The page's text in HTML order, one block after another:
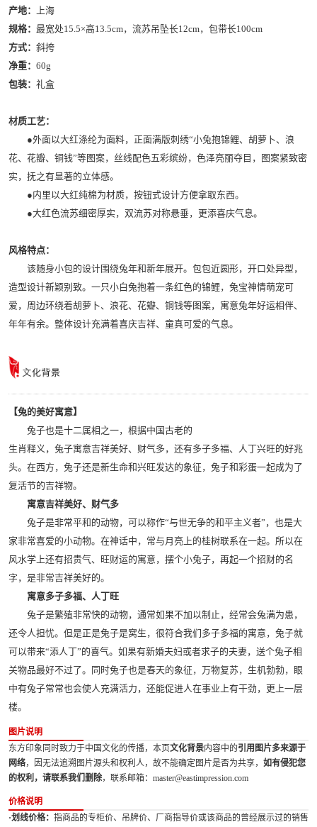
产地：
上海
规格： 最宽处15.5×高13.5cm，流苏吊坠长12cm，包带长100cm
方式： 斜挎
净重： 60g
包装： 礼盒
材质工艺：
●外面以大红涤纶为面料，正面满版刺绣“小兔抱锦鲤、胡萝卜、浪
花、花瓣、铜钱”等图案，丝线配色五彩缤纷，色泽亮丽夺目，图案紧致密
实，抚之有显著的立体感。
●内里以大红纯棉为材质，按钮式设计方便拿取东西。
●大红色流苏细密厚实，双流苏对称悬垂，更添喜庆气息。
风格特点：
该随身小包的设计围绕兔年和新年展开。包包近圆形，开口处异型，
造型设计新颖别致。一只小白兔抱着一条红色的锦鲤，兔宝神情萌宠可
爱，周边环绕着胡萝卜、浪花、花瓣、铜钱等图案，寓意兔年好运相伴、
年年有余。整体设计充满着喜庆吉祥、童真可爱的气息。
【兔的美好寓意】
兔子也是十二属相之一，根据中国古老的
生肖释义，兔子寓意吉祥美好、财气多，还有多子多福、人丁兴旺的好兆
头。在西方，兔子还是新生命和兴旺发达的象征，兔子和彩蛋一起成为了
复活节的吉祥物。
寓意吉祥美好、财气多
兔子是非常平和的动物，可以称作“与世无争的和平主义者”，也是大
家非常喜爱的小动物。在神话中，常与月亮上的桂树联系在一起。所以在
风水学上还有招贵气、旺财运的寓意，摆个小兔子，再起一个招财的名
字，是非常吉祥美好的。
寓意多子多福、人丁旺
兔子是繁殖非常快的动物，通常如果不加以制止，经常会兔满为患，
还令人担忧。但是正是兔子是窝生，很符合我们多子多福的寓意，兔子就
可以带来“添人丁”的喜气。如果有新婚夫妇或者求子的夫妻，送个兔子相
关物品最好不过了。同时兔子也是春天的象征，万物复苏，生机勃勃，眼
中有兔子常常也会使人充满活力，还能促进人在事业上有干劲，更上一层
楼。
图片说明
东方印象同时致力于中国文化的传播，本页文化背景内容中的引用图片多来源于
网络，因无法追溯图片源头和权利人，故不能确定图片是否为共享， 如有侵犯您
的权利，请联系我们删除，联系邮箱：master@eastimpression.com
价格说明
·划线价格： 指商品的专柜价、吊牌价、厂商指导价或该商品的曾经展示过的销售